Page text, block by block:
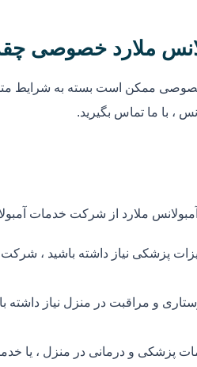
ملارد خصوصی
خصوصی ممکن است بسته به شرایط
، با ما تماس بگیرید.
ملارد از شرکت خدمات
پزشکی نیاز داشته باشید ،
و مراقبت در منزل نیاز داشته
پزشکی و درمانی در منزل ، یا